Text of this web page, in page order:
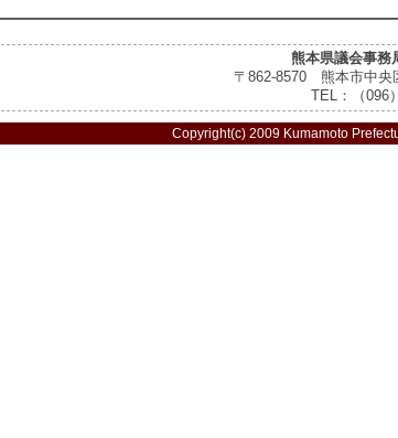
熊本県議会事務
〒862-8570 熊本市中央
TEL：（096
Copyright(c) 2009 Kumamoto